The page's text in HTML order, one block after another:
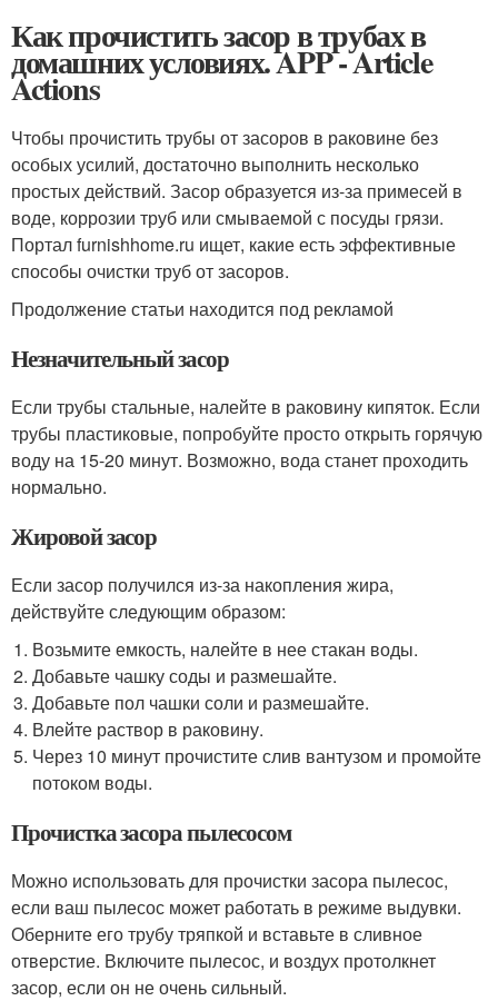
Как прочистить засор в трубах в
домашних условиях. APP - Article
Actions
Чтобы прочистить трубы от засоров в раковине без
особых усилий, достаточно выполнить несколько
простых действий. Засор образуется из-за примесей в
воде, коррозии труб или смываемой с посуды грязи.
Портал furnishhome.ru ищет, какие есть эффективные
способы очистки труб от засоров.
Продолжение статьи находится под рекламой
Незначительный засор
Если трубы стальные, налейте в раковину кипяток. Если
трубы пластиковые, попробуйте просто открыть горячую
воду на 15-20 минут. Возможно, вода станет проходить
нормально.
Жировой засор
Если засор получился из-за накопления жира,
действуйте следующим образом:
Возьмите емкость, налейте в нее стакан воды.
Добавьте чашку соды и размешайте.
Добавьте пол чашки соли и размешайте.
Влейте раствор в раковину.
Через 10 минут прочистите слив вантузом и промойте
потоком воды.
Прочистка засора пылесосом
Можно использовать для прочистки засора пылесос,
если ваш пылесос может работать в режиме выдувки.
Оберните его трубу тряпкой и вставьте в сливное
отверстие. Включите пылесос, и воздух протолкнет
засор, если он не очень сильный.